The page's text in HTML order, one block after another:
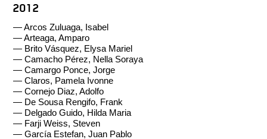
2012
— Arcos Zuluaga, Isabel
— Arteaga, Amparo
— Brito Vásquez, Elysa Mariel
— Camacho Pérez, Nella Soraya
— Camargo Ponce, Jorge
— Claros, Pamela Ivonne
— Cornejo Diaz, Adolfo
— De Sousa Rengifo, Frank
— Delgado Guido, Hilda Maria
— Farji Weiss, Steven
— García Estefan, Juan Pablo